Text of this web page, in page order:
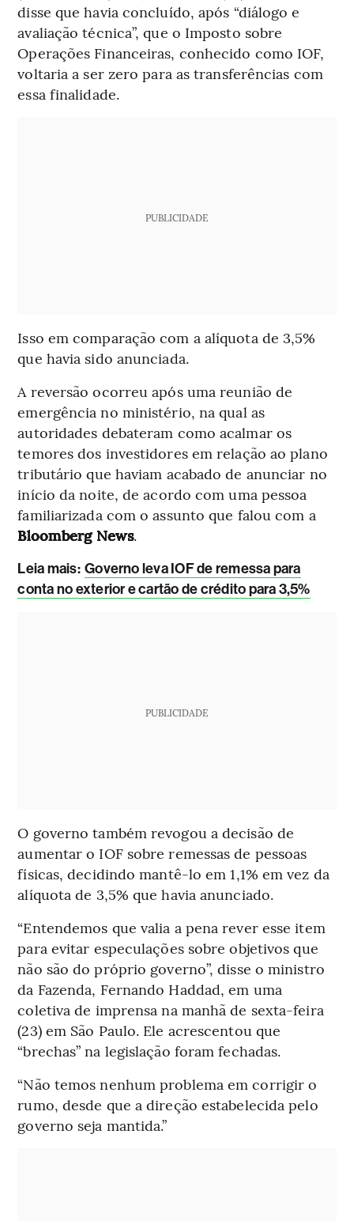
disse que havia concluído, após “diálogo e
avaliação técnica”, que o Imposto sobre
Operações Financeiras, conhecido como IOF,
voltaria a ser zero para as transferências com
essa finalidade.
PUBLICIDADE
Isso em comparação com a alíquota de 3,5%
que havia sido anunciada.
A reversão ocorreu após uma reunião de
emergência no ministério, na qual as
autoridades debateram como acalmar os
temores dos investidores em relação ao plano
tributário que haviam acabado de anunciar no
início da noite, de acordo com uma pessoa
familiarizada com o assunto que falou com a
Bloomberg News.
Leia mais: Governo leva IOF de remessa para
conta no exterior e cartão de crédito para 3,5%
PUBLICIDADE
O governo também revogou a decisão de
aumentar o IOF sobre remessas de pessoas
físicas, decidindo mantê-lo em 1,1% em vez da
alíquota de 3,5% que havia anunciado.
“Entendemos que valia a pena rever esse item
para evitar especulações sobre objetivos que
não são do próprio governo”, disse o ministro
da Fazenda, Fernando Haddad, em uma
coletiva de imprensa na manhã de sexta-feira
(23) em São Paulo. Ele acrescentou que
“brechas” na legislação foram fechadas.
“Não temos nenhum problema em corrigir o
rumo, desde que a direção estabelecida pelo
governo seja mantida.”